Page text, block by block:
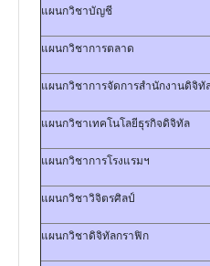
แผนกวิชาบัญชี
แผนกวิชาการตลาด
แผนกวิชาการจัดการสำนักงานดิจิทั
แผนกวิชาเทคโนโลยีธุรกิจดิจิทัล
แผนกวิชาการโรงแรมฯ
แผนกวิชาวิจิตรศิลป์
แผนกวิชาดิจิทัลกราฟิก